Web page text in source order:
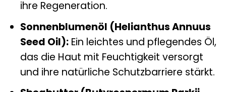
ihre Regeneration.
Sonnenblumenöl (Helianthus Annuus
Seed Oil):Ein leichtes und pflegendes Öl,
das die Haut mit Feuchtigkeit versorgt
und ihre natürliche Schutzbarriere stärkt.